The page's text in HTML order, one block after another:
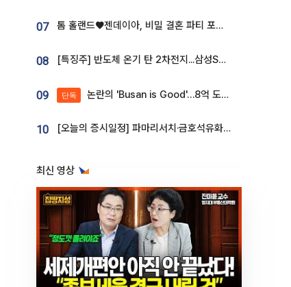
07 톰 홀랜드♥젠데이아, 비밀 결혼 파티 포착⋯호텔 대관비만 9억
08 [특징주] 반도체 온기 탄 2차전지...삼성SDI, 장 초반 7% 넘게 껑충
09 단독 논란의 'Busan is Good'…8억 도시브랜드, 용산 대통령실 CI 업체가 수행
10 [오늘의 증시일정] 파마리서치·금호석유화학·코오롱인더·상상인증권 등
최신 영상